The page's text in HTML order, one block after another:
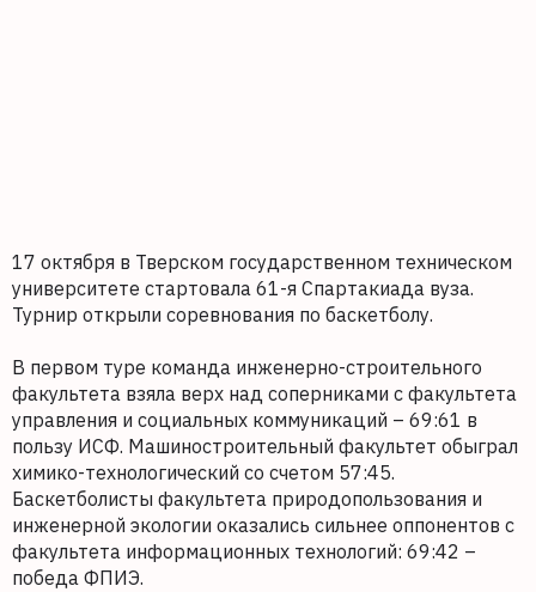
17 октября в Тверском государственном техническом
университете стартовала 61-я Спартакиада вуза.
Турнир открыли соревнования по баскетболу.
В первом туре команда инженерно-строительного
факультета взяла верх над соперниками с факультета
управления и социальных коммуникаций – 69:61 в
пользу ИСФ. Машиностроительный факультет обыграл
химико-технологический со счетом 57:45.
Баскетболисты факультета природопользования и
инженерной экологии оказались сильнее оппонентов с
факультета информационных технологий: 69:42 –
победа ФПИЭ.